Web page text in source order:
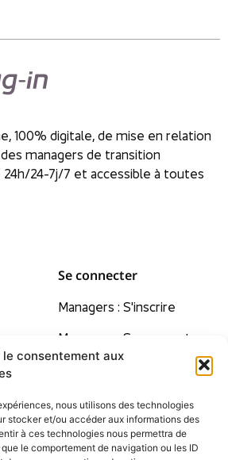
le consentement aux
nous utilisons des technologies
stocker et/ou accéder aux informations des
à ces technologies nous permettra de
le comportement de navigation ou les ID
100% digitale, de mise en relation
managers de transition
24-7j/7 et accessible à toutes
Se connecter
Managers : S'inscrire
Managers : Se connecter